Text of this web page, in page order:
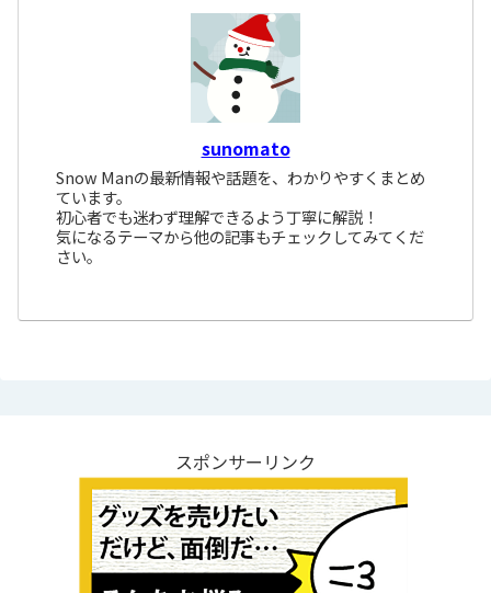
sunomato
Snow Manの最新情報や話題を、わかりやすくまとめ
ています。
初心者でも迷わず理解できるよう丁寧に解説！
気になるテーマから他の記事もチェックしてみてくだ
さい。
スポンサーリンク